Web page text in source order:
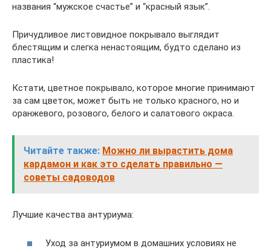
названия “мужское счастье” и “красный язык”.
Причудливое листовидное покрывало выглядит
блестящим и слегка ненастоящим, будто сделано из
пластика!
Кстати, цветное покрывало, которое многие принимают
за сам цветок, может быть не только красного, но и
оранжевого, розового, белого и салатового окраса.
Читайте также: Можно ли вырастить дома
кардамон и как это сделать правильно —
советы садоводов
Лучшие качества антуриума:
Уход за антуриумом в домашних условиях не